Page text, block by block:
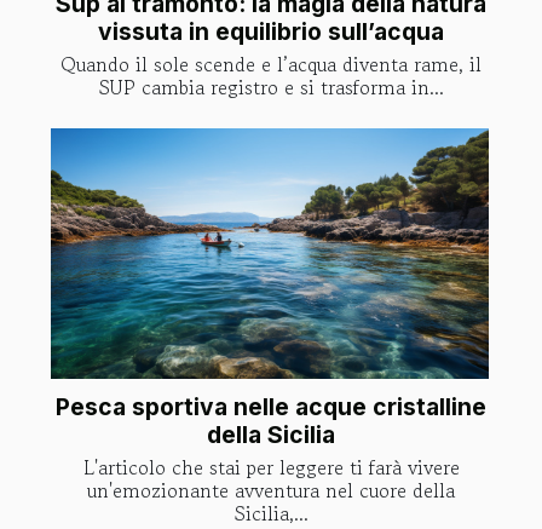
vissuta in equilibrio sull’acqua
Quando il sole scende e l’acqua diventa rame, il
SUP cambia registro e si trasforma in...
Pesca sportiva nelle acque cristalline
della Sicilia
L'articolo che stai per leggere ti farà vivere
un'emozionante avventura nel cuore della
Sicilia,...